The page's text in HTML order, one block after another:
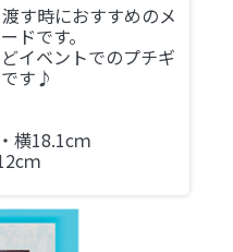
す時におすすめのメ
ドです。
イベントでのプチギ
す♪
横18.1cｍ
ｍ